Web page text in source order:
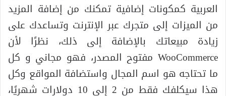
العربية كمكونات إضافية تمكنك من إضافة المزيد
من الميزات إلى متجرك عبر الإنترنت وتساعدك على
زيادة مبيعاتك بالإضافة إلى ذلك، نظرًا لأن
WooCommerce مفتوح المصدر، فهو مجاني و كل
ما تحتاجه هو اسم المجال واستضافة المواقع وكل
هذا سيكلفك فقط من 2 إلى 10 دولارات شهريًا،